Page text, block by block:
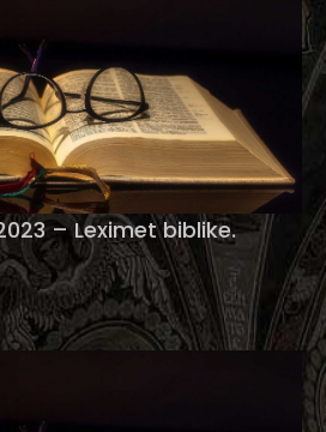
– Leximet biblike.